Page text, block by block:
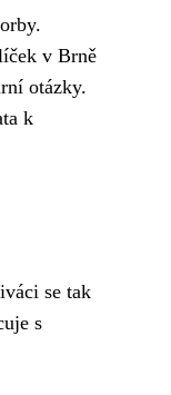
v Brně
otázky.
k
se tak
s